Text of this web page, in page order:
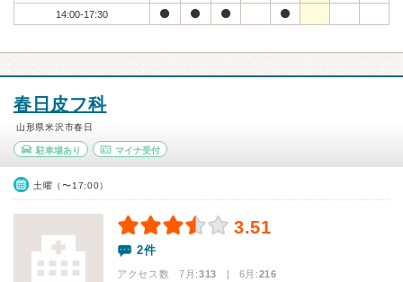
14:00-17:30
春日皮フ科
山形県米沢市春日
駐車場あり マイナ受付
土曜（〜17:00）
3.51
2件
アクセス数 7月:313 | 6月:216